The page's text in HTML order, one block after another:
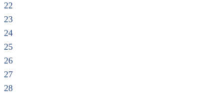
22
23
24
25
26
27
28